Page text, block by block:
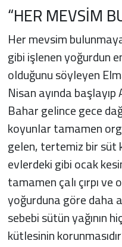
“HER MEVSİM
Her mevsim
gibi işlenen yoğurdun
olduğunu söyleyen
Nisan ayında
Bahar gelince gece
koyunlar tamamen
gelen, tertemiz bir süt
evlerdeki gibi ocak
tamamen çalı çırpı
yoğurduna göre daha
sebebi sütün yağının
kütlesinin